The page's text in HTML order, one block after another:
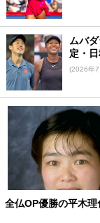
ムバ
定・日
(2026年
全仏OP優勝の平木理